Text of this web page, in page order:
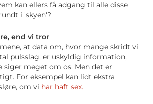
kan ellers få adgang til alle disse
i 'skyen'?
end vi tror
at data om, hvor mange skridt vi
pulsslag, er uskyldig information,
siger meget om os. Men det er
For eksempel kan lidt ekstra
om vi har haft sex.